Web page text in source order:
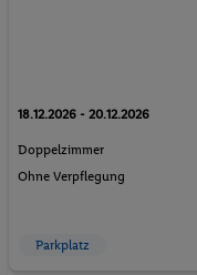
18.12.2026 - 20.12.2026
Doppelzimmer
Ohne Verpflegung
Parkplatz